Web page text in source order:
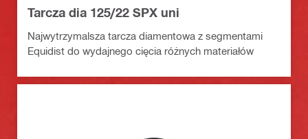
Tarcza dia 125/22 SPX uni
Najwytrzymalsza tarcza diamentowa z segmentami
Equidist do wydajnego cięcia różnych materiałów